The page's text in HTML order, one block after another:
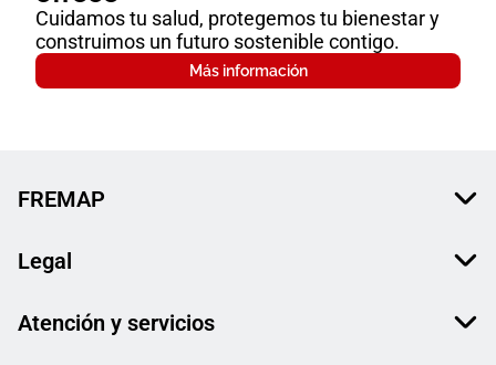
Cuidamos tu salud, protegemos tu bienestar y
construimos un futuro sostenible contigo.
Más información
FREMAP
Legal
Atención y servicios